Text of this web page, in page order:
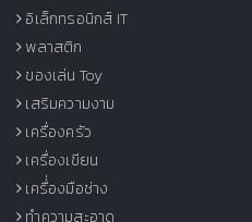
อิเล็กทรอนิกส์ IT
พลาสติก
ของเล่น Toy
เสริมความงาม
เครื่องครัว
เครื่องเขียน
เครื่่องมือช่าง
ทำความสะอาด